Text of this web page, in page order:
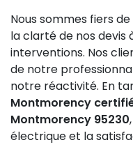
Nous sommes fiers
la clarté de nos devis
interventions. Nos
de notre
notre réactivité. En
Montmorency
Montmorency 95230
électrique et la